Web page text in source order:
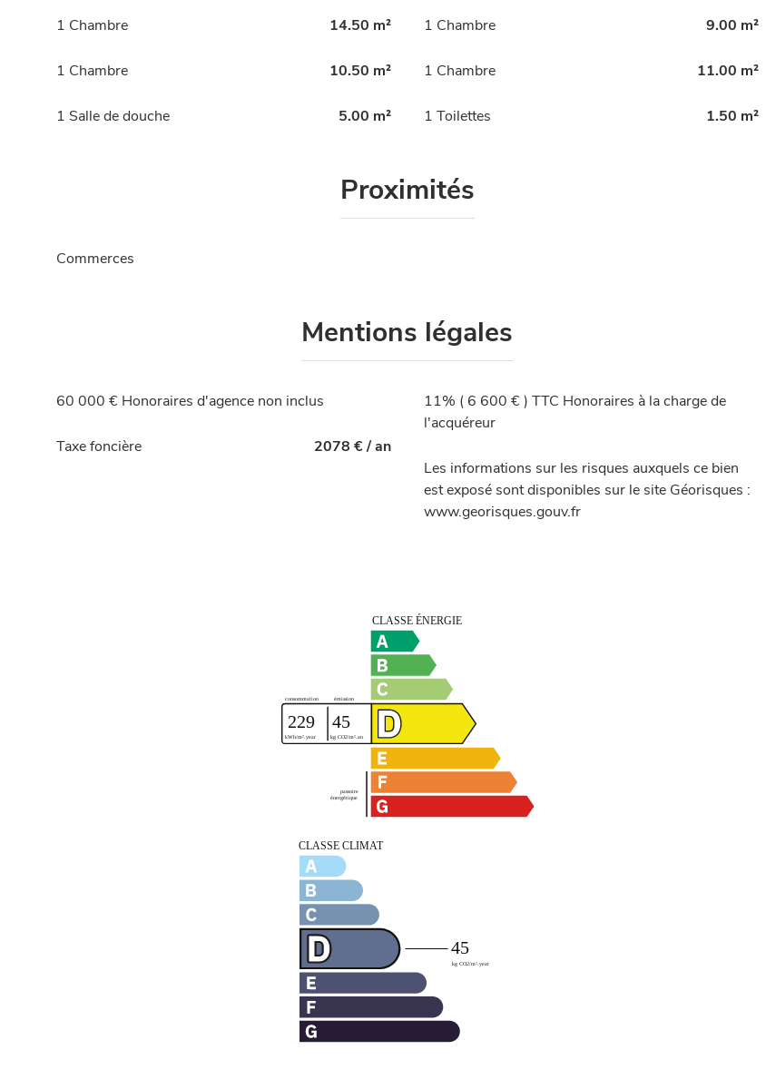
1 Chambre 14.50 m² 1 Chambre 9.00 m²
1 Chambre 10.50 m² 1 Chambre 11.00 m²
1 Salle de douche 5.00 m² 1 Toilettes 1.50 m²
Proximités
Commerces
Mentions légales
60 000 € Honoraires d'agence non inclus
11% ( 6 600 € ) TTC Honoraires à la charge de
l'acquéreur
Taxe foncière
2078 € / an
Les informations sur les risques auxquels ce bien
est exposé sont disponibles sur le site Géorisques :
www.georisques.gouv.fr